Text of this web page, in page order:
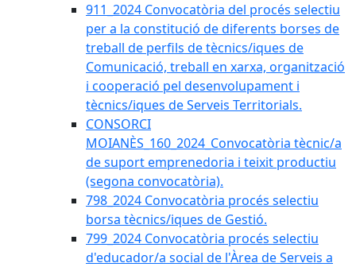
911_2024 Convocatòria del procés selectiu
per a la constitució de diferents borses de
treball de perfils de tècnics/iques de
Comunicació, treball en xarxa, organització
i cooperació pel desenvolupament i
tècnics/iques de Serveis Territorials.
CONSORCI
MOIANÈS_160_2024_Convocatòria tècnic/a
de suport emprenedoria i teixit productiu
(segona convocatòria).
798_2024 Convocatòria procés selectiu
borsa tècnics/iques de Gestió.
799_2024 Convocatòria procés selectiu
d'educador/a social de l'Àrea de Serveis a